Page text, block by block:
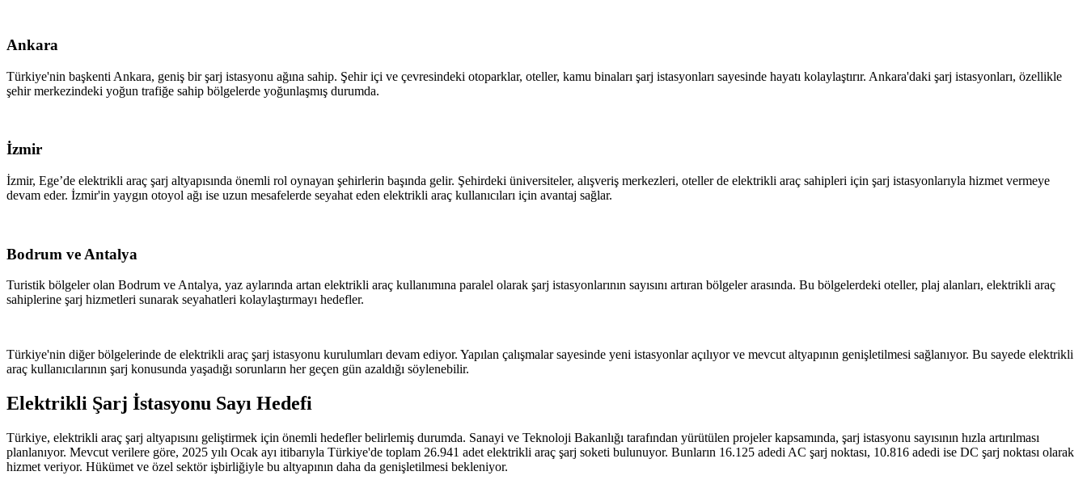
Ankara
Türkiye'nin başkenti Ankara, geniş bir şarj istasyonu ağına sahip. Şehir içi ve çevresindeki otoparklar, oteller, kamu binaları şarj istasyonları sayesinde hayatı kolaylaştırır. Ankara'daki şarj istasyonları, özellikle
şehir merkezindeki yoğun trafiğe sahip bölgelerde yoğunlaşmış durumda.
İzmir
İzmir, Ege’de elektrikli araç şarj altyapısında önemli rol oynayan şehirlerin başında gelir. Şehirdeki üniversiteler, alışveriş merkezleri, oteller de elektrikli araç sahipleri için şarj istasyonlarıyla hizmet vermeye
devam eder. İzmir'in yaygın otoyol ağı ise uzun mesafelerde seyahat eden elektrikli araç kullanıcıları için avantaj sağlar.
Bodrum ve Antalya
Turistik bölgeler olan Bodrum ve Antalya, yaz aylarında artan elektrikli araç kullanımına paralel olarak şarj istasyonlarının sayısını artıran bölgeler arasında. Bu bölgelerdeki oteller, plaj alanları, elektrikli araç
sahiplerine şarj hizmetleri sunarak seyahatleri kolaylaştırmayı hedefler.
Türkiye'nin diğer bölgelerinde de elektrikli araç şarj istasyonu kurulumları devam ediyor. Yapılan çalışmalar sayesinde yeni istasyonlar açılıyor ve mevcut altyapının genişletilmesi sağlanıyor. Bu sayede elektrikli
araç kullanıcılarının şarj konusunda yaşadığı sorunların her geçen gün azaldığı söylenebilir.
Elektrikli Şarj İstasyonu Sayı Hedefi
Türkiye, elektrikli araç şarj altyapısını geliştirmek için önemli hedefler belirlemiş durumda. Sanayi ve Teknoloji Bakanlığı tarafından yürütülen projeler kapsamında, şarj istasyonu sayısının hızla artırılması
planlanıyor. Mevcut verilere göre, 2025 yılı Ocak ayı itibarıyla Türkiye'de toplam 26.941 adet elektrikli araç şarj soketi bulunuyor. Bunların 16.125 adedi AC şarj noktası, 10.816 adedi ise DC şarj noktası olarak
hizmet veriyor. Hükümet ve özel sektör işbirliğiyle bu altyapının daha da genişletilmesi bekleniyor.